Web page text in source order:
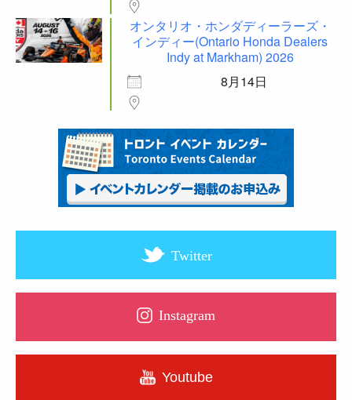
オンタリオ・ホンダディーラーズ・
インディー(Ontario Honda Dealers
Indy at Markham) 2026
8月14日
Twitter
Instagram
Youtube